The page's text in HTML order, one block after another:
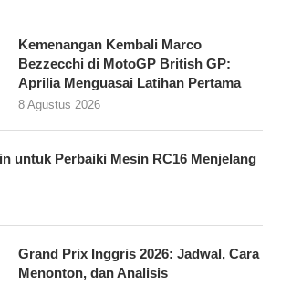
Kemenangan Kembali Marco
Bezzecchi di MotoGP British GP:
Aprilia Menguasai Latihan Pertama
8 Agustus 2026
untuk Perbaiki Mesin RC16 Menjelang
Grand Prix Inggris 2026: Jadwal, Cara
Menonton, dan Analisis